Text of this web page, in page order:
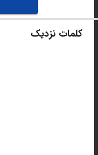
کلمات نزدیک